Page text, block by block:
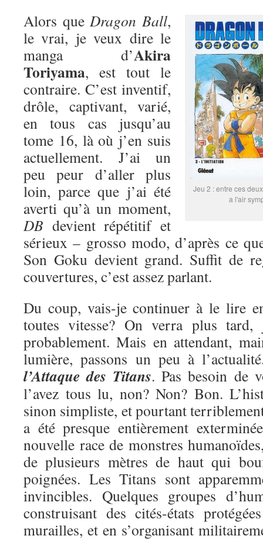
Jeu 2 : entre ces
a l'air
Alors queDragon Ball,
le vrai, je veux dire le
manga d’Akira
Toriyama, est tout le
contraire. C’est inventif,
drôle, captivant, varié,
en tous cas jusqu’au
tome 16, là où j’en suis
actuellement. J’ai un
peu peur d’aller plus
loin, parce que j’ai été
averti qu’à un moment,
DB devient répétitif et
sérieux – grosso modo, d’après ce
Son Goku devient grand. Suffit de
couvertures, c’est assez parlant.
Du coup, vais-je continuer à le lire
toutes vitesse? On verra plus
probablement. Mais en attendant,
lumière, passons un peu à
l’Attaque des Titans. Pas besoin de
l’avez tous lu, non? Non? Bon.
sinon simpliste, et pourtant
a été presque entièrement
nouvelle race de monstres
de plusieurs mètres de haut qui
poignées. Les Titans sont
invincibles. Quelques groupes
construisant des cités-états
murailles, et en s’organisant